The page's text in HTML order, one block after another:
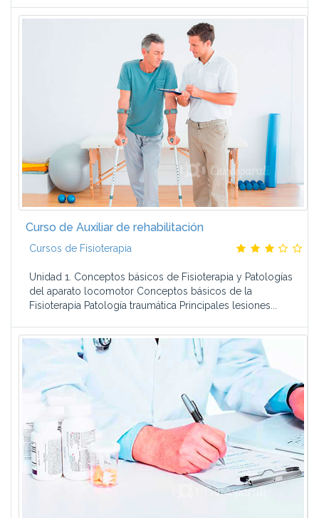
Curso de Auxiliar de rehabilitación
Cursos de Fisioterapia
Unidad 1. Conceptos básicos de Fisioterapia y Patologías
del aparato locomotor Conceptos básicos de la
Fisioterapia Patología traumática Principales lesiones...